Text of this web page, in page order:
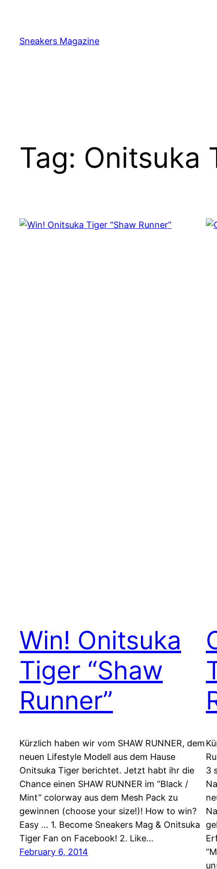
content
Sneakers Magazine
Tag: Onitsuka
Win! Onitsuka
Tiger “Shaw
Runner”
Kürzlich haben wir vom SHAW RUNNER, dem
neuen Lifestyle Modell aus dem Hause
Onitsuka Tiger berichtet. Jetzt habt ihr die
Chance einen SHAW RUNNER im “Black /
Mint” colorway aus dem Mesh Pack zu
gewinnen (choose your size!)! How to win?
Easy … 1. Become Sneakers Mag & Onitsuka
Tiger Fan on Facebook! 2. Like…
February 6, 2014
3